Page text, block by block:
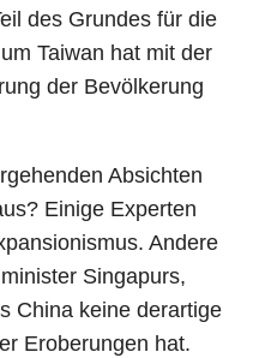
des Grundes für die
Taiwan hat mit der
der Bevölkerung
Absichten
Einige Experten
Andere
Singapurs,
China keine derartige
Eroberungen hat.